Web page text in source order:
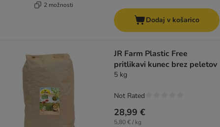
2 možnosti
Dodaj v košarico
JR Farm Plastic Free
pritlikavi kunec brez peletov
5 kg
28,99 €
5,80 € / kg
Not Rated